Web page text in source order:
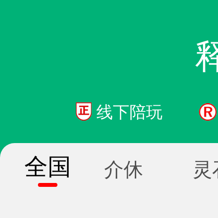
线下陪玩
全国 介休 灵